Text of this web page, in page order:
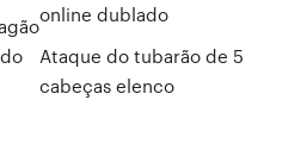
online dublado
Ataque do tubarão de 5
cabeças elenco